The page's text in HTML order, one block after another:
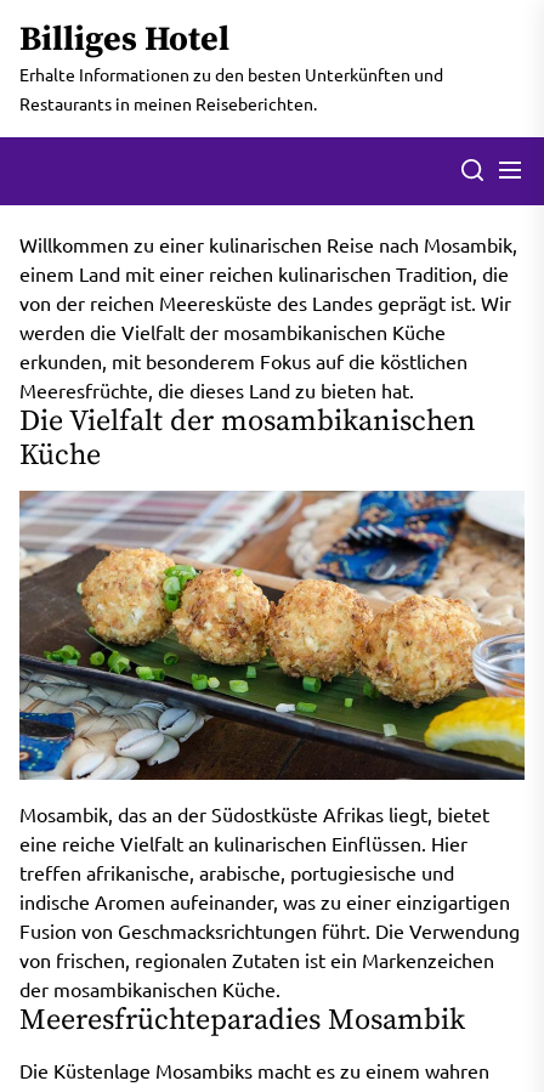
the
content
Billiges Hotel
Erhalte Informationen zu den besten Unterkünften und
Restaurants in meinen Reiseberichten.
Search
Willkommen zu einer kulinarischen Reise nach Mosambik,
einem Land mit einer reichen kulinarischen Tradition, die
von der reichen Meeresküste des Landes geprägt ist. Wir
werden die Vielfalt der mosambikanischen Küche
erkunden, mit besonderem Fokus auf die köstlichen
Meeresfrüchte, die dieses Land zu bieten hat.
Die Vielfalt der mosambikanischen
Küche
Mosambik, das an der Südostküste Afrikas liegt, bietet
eine reiche Vielfalt an kulinarischen Einflüssen. Hier
treffen afrikanische, arabische, portugiesische und
indische Aromen aufeinander, was zu einer einzigartigen
Fusion von Geschmacksrichtungen führt. Die Verwendung
von frischen, regionalen Zutaten ist ein Markenzeichen
der mosambikanischen Küche.
Meeresfrüchteparadies Mosambik
Die Küstenlage Mosambiks macht es zu einem wahren